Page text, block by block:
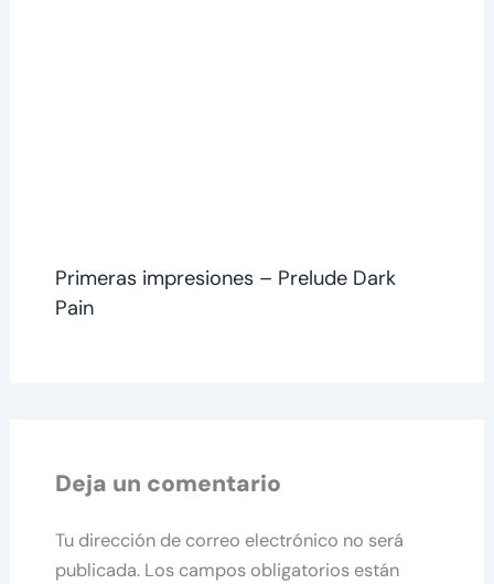
Primeras impresiones – Prelude Dark
Pain
Deja un comentario
Tu dirección de correo electrónico no será
publicada. Los campos obligatorios están